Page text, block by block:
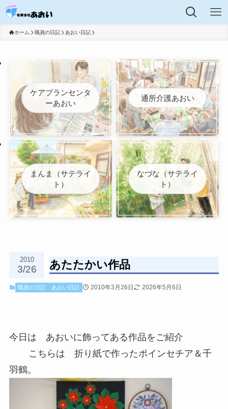
ホーム 職員の日記 あおい日記
ケアプランセンタ
ーあおい
通所介護あおい
まんま（サテライ
ト）
なづな（サテライ
ト）
あたたかい作品
2010
3/26
職員の日記 あおい日記 2010年3月26日 2026年5月6日
今日は あおいに飾ってある作品をご紹介
こちらは 折り紙で作ったポインセチア＆千
羽鶴。